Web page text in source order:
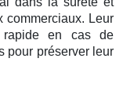
commerciaux. Leur
rapide en cas de
pour préserver leur